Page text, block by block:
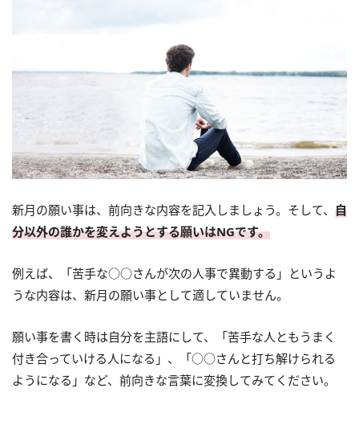
新月の願い事は、前向きな内容を記入しましょう。そして、 自
分以外の誰かを変えようとする願いはNGです。
例えば、「苦手な○○さんが次の人事で異動する」というよ
うな内容は、新月の願い事として適していません。
願い事を書く時は自分を主語にして、「苦手な人ともうまく
付き合っていける人になる」、「○○さんと打ち解けられる
ようになる」など、前向きな言葉に変換してみてください。